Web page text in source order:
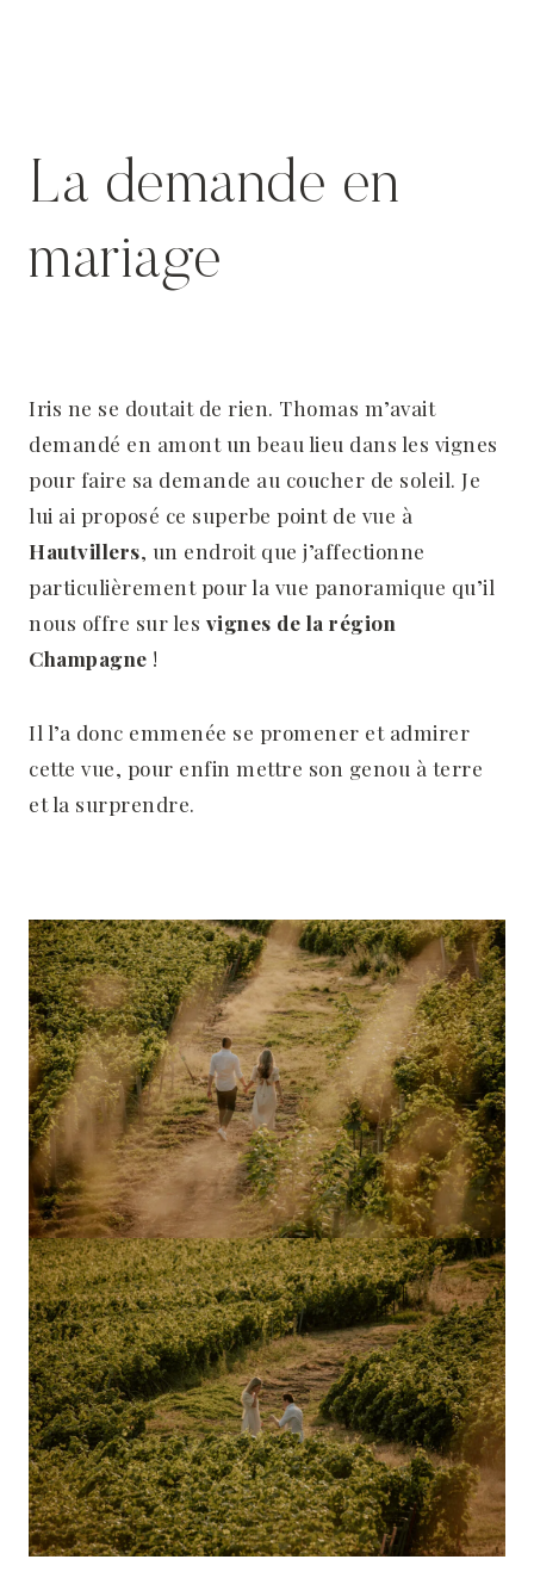
La demande en
mariage
Iris ne se doutait de rien. Thomas m’avait
demandé en amont un beau lieu dans les vignes
pour faire sa demande au coucher de soleil. Je
lui ai proposé ce superbe point de vue à
Hautvillers, un endroit que j’affectionne
particulièrement pour la vue panoramique qu’il
nous offre sur les vignes de la région
Champagne !
Il l’a donc emmenée se promener et admirer
cette vue, pour enfin mettre son genou à terre
et la surprendre.